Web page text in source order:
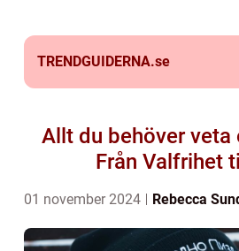
TRENDGUIDERNA.se
Allt du behöver veta
Från Valfrihet
01 november 2024 Rebecca